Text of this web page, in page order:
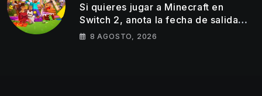
Si quieres jugar a Minecraft en
Switch 2, anota la fecha de salida
del éxito de Mojang en la híbrida de
8 AGOSTO, 2026